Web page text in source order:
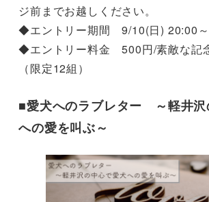
ジ前までお越しください。
◆エントリー期間 9/10(日) 20:00
◆エントリー料金 500円/素敵な記
（限定12組）
■愛犬へのラブレター ～軽井沢
への愛を叫ぶ～